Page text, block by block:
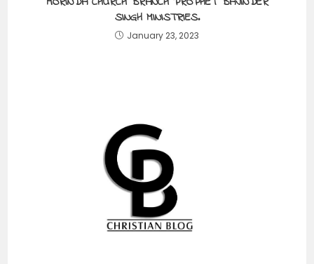
SINGH MINISTRIES.
January 23, 2023